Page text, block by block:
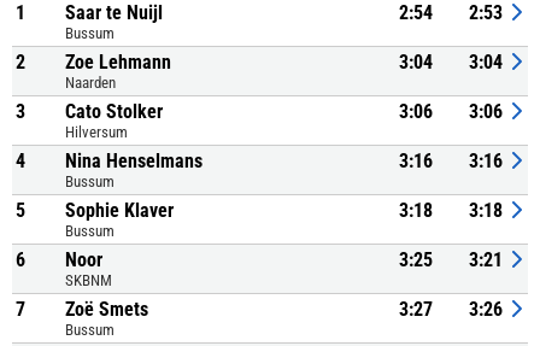
1 Saar te Nuijl
Bussum
2:54 2:53
2 Zoe Lehmann
Naarden
3:04 3:04
3 Cato Stolker
Hilversum
3:06 3:06
4 Nina Henselmans
Bussum
3:16 3:16
5 Sophie Klaver
Bussum
3:18 3:18
6 Noor
SKBNM
3:25 3:21
7 Zoë Smets
Bussum
3:27 3:26